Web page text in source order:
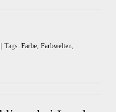
Tags: Farbe, Farbwelten,